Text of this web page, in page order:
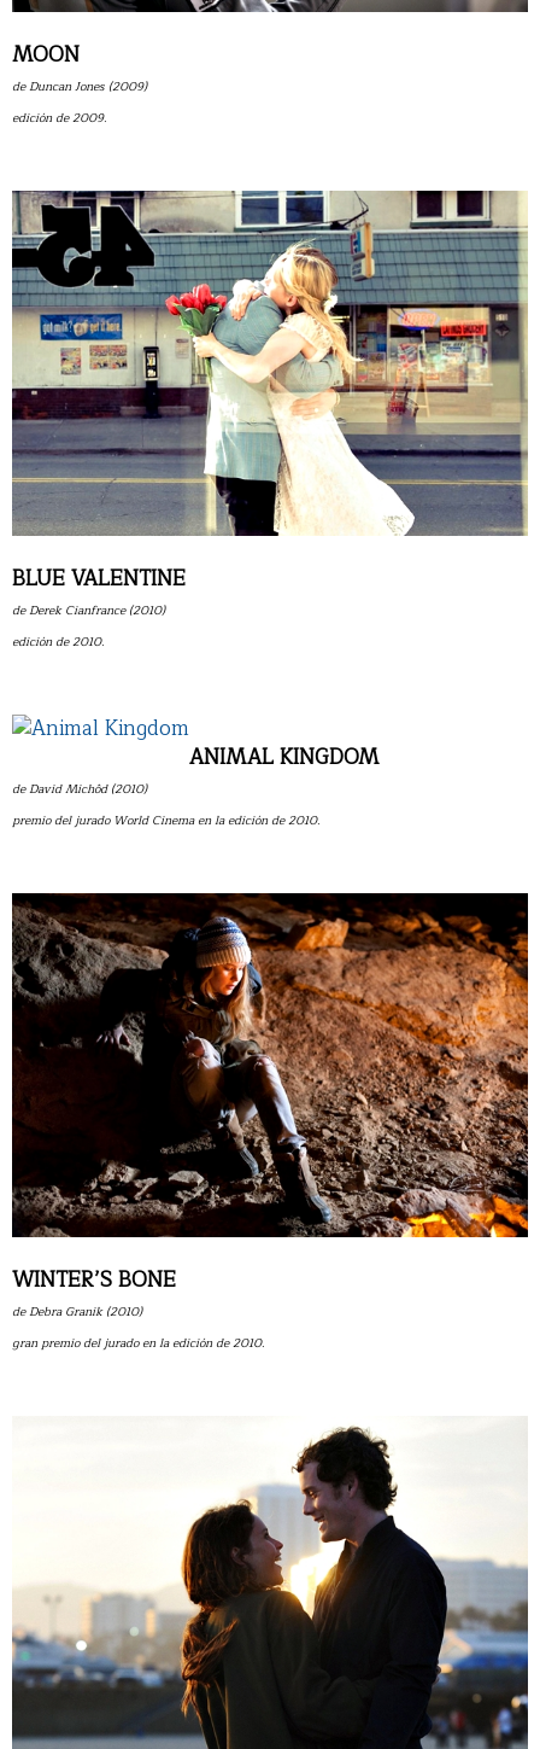
MOON
de Duncan Jones (2009)
edición de 2009.
BLUE VALENTINE
de Derek Cianfrance (2010)
edición de 2010.
ANIMAL KINGDOM
de David Michôd (2010)
premio del jurado World Cinema en la edición de 2010.
WINTER’S BONE
de Debra Granik (2010)
gran premio del jurado en la edición de 2010.